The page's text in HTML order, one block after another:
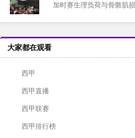
加时赛生理负荷与骨骼肌损伤风险的代谢机制研究——基于
大家都在观看
西甲
西甲直播
西甲联赛
西甲排行榜